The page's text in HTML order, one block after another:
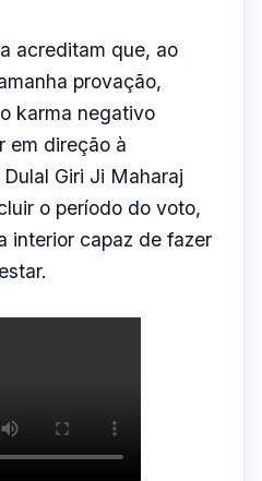
acreditam que, ao
provação,
karma negativo
em direção à
Giri Ji Maharaj
o período do voto,
interior capaz de fazer